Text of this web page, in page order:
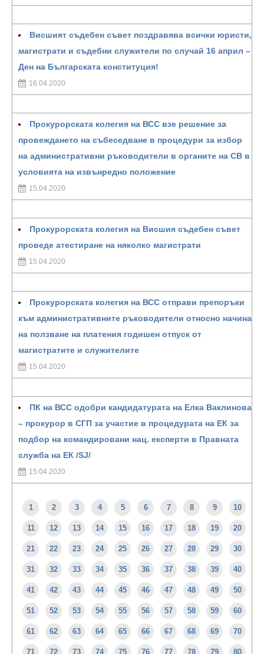
Висшият съдебен съвет поздравява всички юристи,
магистрати и съдебни служители по случай 16 април –
Ден на Българската конституция!
16.04.2020
Прокурорската колегия на ВСС взе решение за
провеждането на събеседване в процедури за избор
на административни ръководители в органите на СВ в
условията на извънредно положение
15.04.2020
Прокурорската колегия на Висшия съдебен съвет
проведе атестиране на няколко магистрати
15.04.2020
Прокурорската колегия на ВСС отправи препоръки
към административните ръководители относно начина
на ползване на платения годишен отпуск от
магистратите и служителите
15.04.2020
ПК на ВСС одобри кандидатурата на Елка Ваклинова
– прокурор в СГП за участие в процедурата на ЕК за
подбор на командировани нац. експерти в Правната
служба на ЕК /SJ/
15.04.2020
1 2 3 4 5 6 7 8 9 10
11 12 13 14 15 16 17 18 19 20
21 22 23 24 25 26 27 28 29 30
31 32 33 34 35 36 37 38 39 40
41 42 43 44 45 46 47 48 49 50
51 52 53 54 55 56 57 58 59 60
61 62 63 64 65 66 67 68 69 70
71 72 73 74 75 76 77 78 79 80